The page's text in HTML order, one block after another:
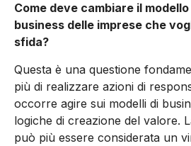
Come deve cambiare il
business delle imprese che
sfida?
Questa è una questione
più di realizzare azioni di
occorre agire sui modelli di
logiche di creazione del valore.
può più essere considerata un